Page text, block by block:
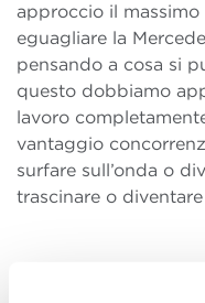
approccio il
eguagliare la
pensando a cosa si
questo dobbiamo
lavoro
vantaggio
surfare sull’onda o
trascinare o
Una volta che si è